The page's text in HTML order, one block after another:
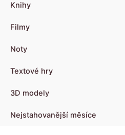
Knihy
Filmy
Noty
Textové hry
3D modely
Nejstahovanější měsíce